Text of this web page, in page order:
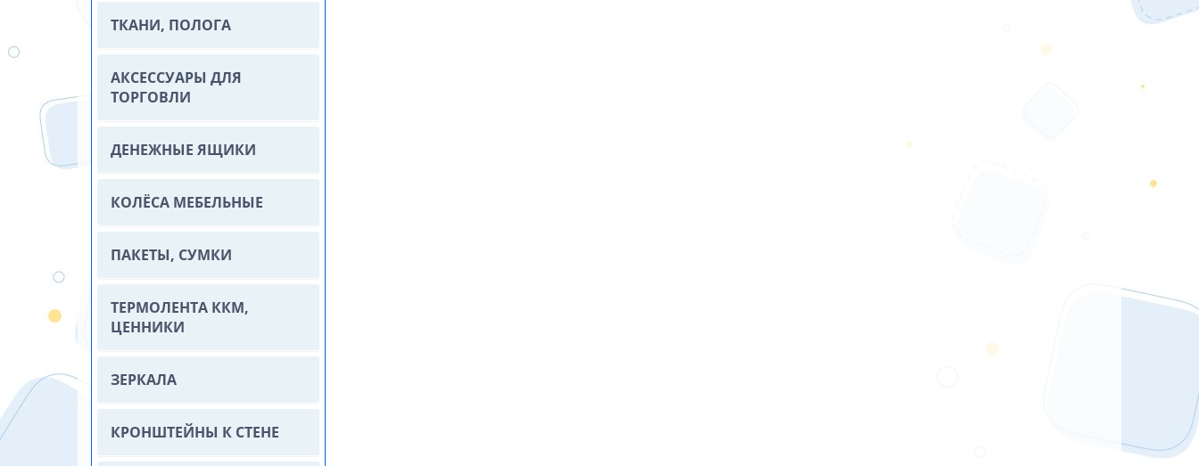
ТКАНИ, ПОЛОГА
АКСЕССУАРЫ ДЛЯ
ТОРГОВЛИ
ДЕНЕЖНЫЕ ЯЩИКИ
КОЛЁСА МЕБЕЛЬНЫЕ
ПАКЕТЫ, СУМКИ
ТЕРМОЛЕНТА ККМ,
ЦЕННИКИ
ЗЕРКАЛА
КРОНШТЕЙНЫ К СТЕНЕ